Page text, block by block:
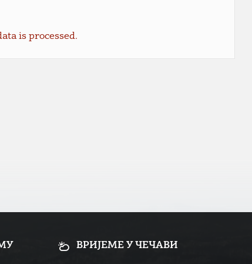
is processed.
ВРИЈЕМЕ У ЧЕЧАВИ